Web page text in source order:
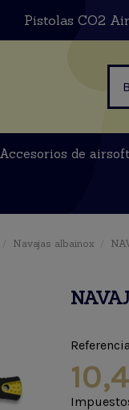
Pistolas CO2
Accesorios de airsoft
Navajas albainox
Referencia